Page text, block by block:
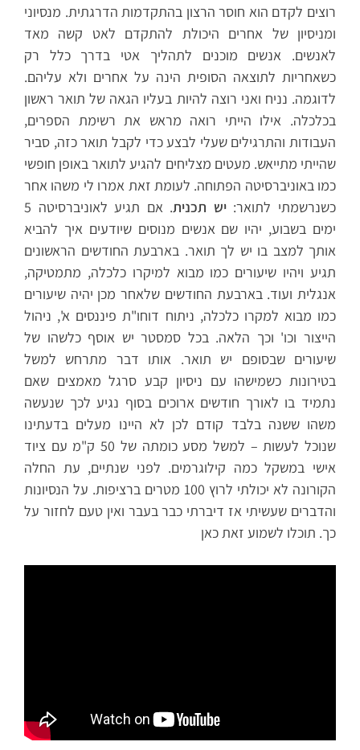
רוצים לקדם הוא חוסר הרצון בהתקדמות הדרגתית. מנסיוני
ומניסיון של אחרים היכולת להתקדם לאט קשה מאד
לאנשים. אנשים מוכנים לתהליך אטי בדרך כלל רק
כשאחריות לתוצאה הסופית הינה על אחרים ולא עליהם.
לדוגמה. נניח ואני רוצה להיות בעליו הגאה של תואר ראשון
בכלכלה. אילו הייתי רואה מראש את רשימת הספרים,
העבודות והתרגילים שעלי לבצע כדי לקבל תואר כזה, סביר
שהייתי מתייאש. מעטים מצליחים להגיע לתואר באופן חופשי
כמו באוניברסיטה הפתוחה. לעומת זאת אמרו לי משהו אחר
כשנרשמתי לתואר: יש תכנית
. אם תגיע לאוניברסיטה 5
ימים בשבוע, יהיו שם אנשים מנוסים שיודעים איך להביא
אותך למצב בו יש לך תואר. בארבעת החודשים הראשונים
תגיע ויהיו שיעורים כמו מבוא למיקרו כלכלה, מתמטיקה,
אנגלית ועוד. בארבעת החודשים שלאחר מכן יהיה שיעורים
כמו מבוא למקרו כלכלה, ניתוח דוחו"ת פיננסים א', ניהול
הייצור וכו' וכך הלאה. בכל סמסטר יש אוסף כלשהו של
שיעורים שבסופם יש תואר. אותו דבר מתרחש למשל
בטירונות כשמישהו עם ניסיון קבע סרגל מאמצים שאם
נתמיד בו לאורך חודשים ארוכים בסוף נגיע לכך שנעשה
משהו ששנה בלבד קודם לכן לא היינו מעלים בדעתינו
שנוכל לעשות – למשל מסע כומתה של 50 ק"מ עם ציוד
אישי במשקל כמה קילוגרמים. לפני שנתיים, עת החלה
הקורונה לא יכולתי לרוץ 100 מטרים ברציפות. על הנסיונות
והדברים שעשיתי אז דיברתי כבר בעבר ואין טעם לחזור על
כך. תוכלו לשמוע זאת כאן